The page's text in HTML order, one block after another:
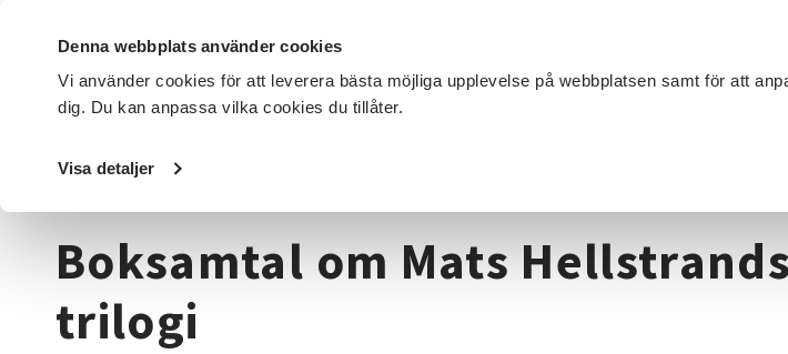
Denna webbplats använder cookies
Vi använder cookies för att leverera bästa möjliga upplevelse på webbplatsen samt för att
dig. Du kan anpassa vilka cookies du tillåter.
Visa detaljer
DET HÄR GÖR VI FÖR DIG SOM SÖK KURSER OCH EVENEMANG
Startsida / Kurser och evenemang
Boksamtal om Mats
trilogi